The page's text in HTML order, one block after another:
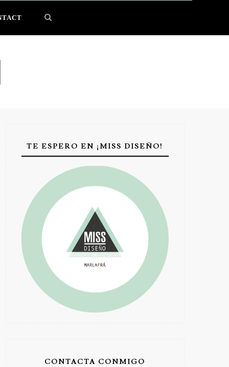
TE ESPERO EN ¡MISS DISEÑO!
CONTACTA CONMIGO